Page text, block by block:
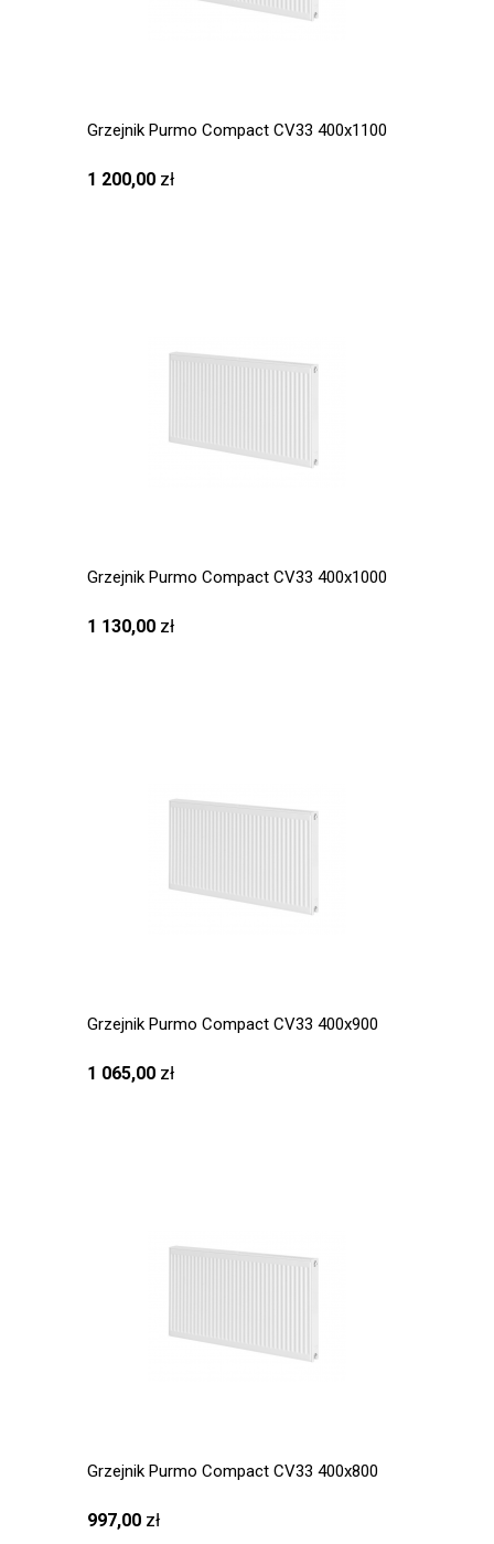
Grzejnik Purmo Compact CV33 400x1100
1 200,00 zł
Grzejnik Purmo Compact CV33 400x1000
1 130,00 zł
Grzejnik Purmo Compact CV33 400x900
1 065,00 zł
Grzejnik Purmo Compact CV33 400x800
997,00 zł